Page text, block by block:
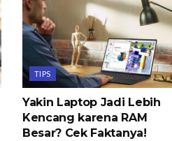
TIPS
Yakin Laptop Jadi Lebih
Kencang karena RAM
Besar? Cek Faktanya!